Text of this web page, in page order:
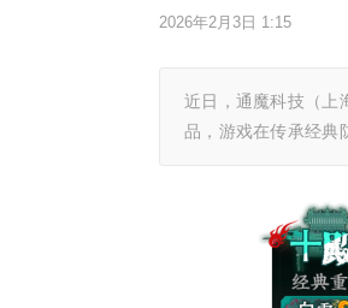
2026年2月3日 1:15
近日，通魔科技（上
品，游戏在传承经典